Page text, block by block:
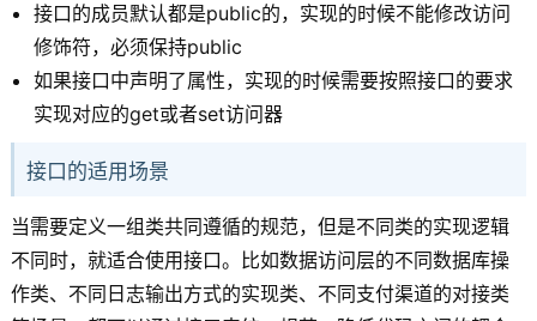
接口的成员默认都是public的，实现的时候不能修改访问
修饰符，必须保持public
如果接口中声明了属性，实现的时候需要按照接口的要求
实现对应的get或者set访问器
接口的适用场景
当需要定义一组类共同遵循的规范，但是不同类的实现逻辑
不同时，就适合使用接口。比如数据访问层的不同数据库操
作类、不同日志输出方式的实现类、不同支付渠道的对接类